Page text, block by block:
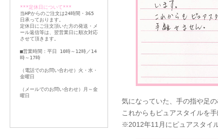
気になっていた、手の指や足
これからもピュアスタイル
※2012年11月にピュアスタイ
***定休日について***
当HPからのご注文は24時間・365
日承っております。
定休日にご注文頂いた方の発送・メ
ール返信等は、翌営業日に順次対応
させて頂きます。
■営業時間：平日 10時～12時／14
時～17時
（電話でのお問い合わせ）火・水・
金曜日
（メールでのお問い合わせ）月～金
曜日